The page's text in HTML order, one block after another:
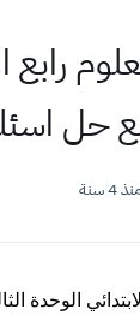
رابع
مع حل
منذ 4 سنة
الوحدة